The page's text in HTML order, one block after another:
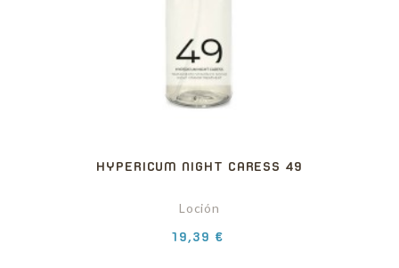
HYPERICUM NIGHT CARESS 49
Loción
Precio
19,39 €